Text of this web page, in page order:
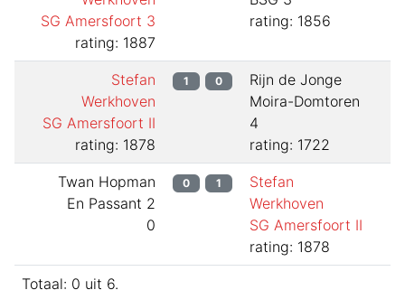
SG Amersfoort 3
rating: 1887
rating: 1856
Stefan
Werkhoven
SG Amersfoort II
rating: 1878
1 0
Rijn de Jonge
Moira-Domtoren
4
rating: 1722
Twan Hopman
En Passant 2
0
0 1
Stefan
Werkhoven
SG Amersfoort II
rating: 1878
Totaal: 0 uit 6.